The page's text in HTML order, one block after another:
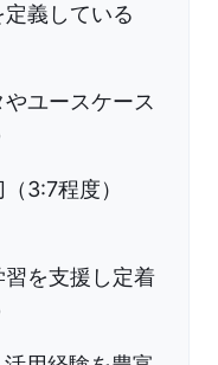
義している
ユースケース
3:7程度）
を支援し定着